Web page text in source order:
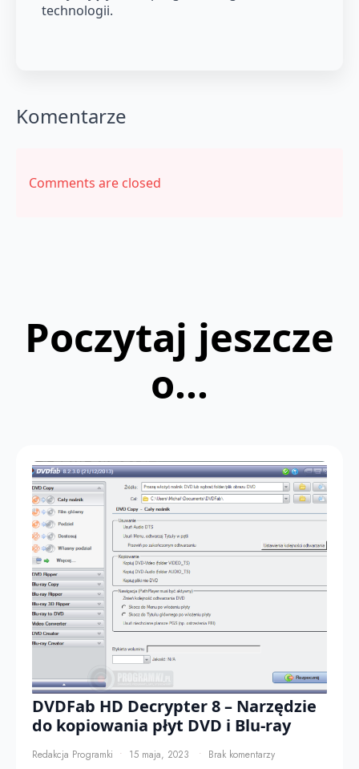
technologii.
Komentarze
Comments are closed
Poczytaj jeszcze
o...
DVDFab HD Decrypter 8 – Narzędzie
do kopiowania płyt DVD i Blu-ray
Redakcja Programki 15 maja, 2023 Brak komentarzy